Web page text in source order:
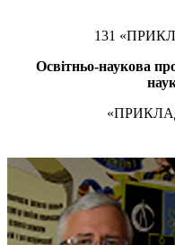
131
Освітньо-наукова